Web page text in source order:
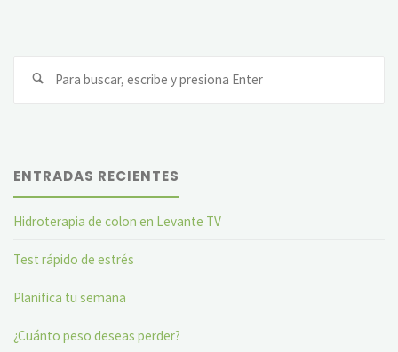
ENTRADAS RECIENTES
Hidroterapia de colon en Levante TV
Test rápido de estrés
Planifica tu semana
¿Cuánto peso deseas perder?